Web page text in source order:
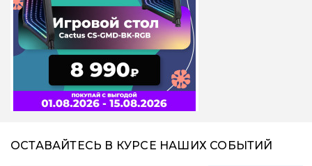
ОСТАВАЙТЕСЬ В КУРСЕ НАШИХ СОБЫТИЙ